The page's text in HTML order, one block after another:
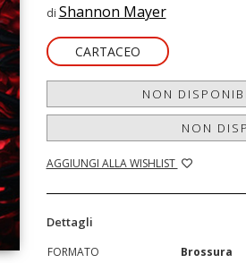
di Shannon Mayer
CARTACEO
NON
NON
AGGIUNGI ALLA WISHLIST
Dettagli
FORMATO
Brossura